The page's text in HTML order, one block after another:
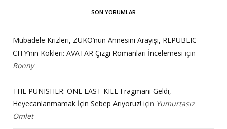
SON YORUMLAR
Mübadele Krizleri, ZUKO’nun Annesini Arayışı, REPUBLIC
CITY’nin Kökleri: AVATAR Çizgi Romanları İncelemesi için
Ronny
THE PUNISHER: ONE LAST KILL Fragmanı Geldi,
Heyecanlanmamak İçin Sebep Arıyoruz! için Yumurtasız
Omlet